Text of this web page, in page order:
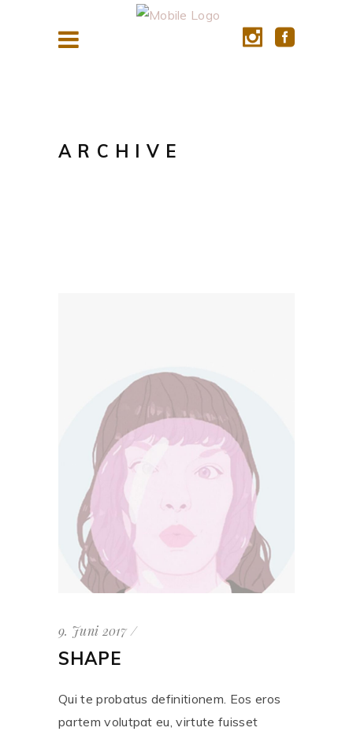
ARCHIVE
9. Juni 2017
SHAPE
Qui te probatus definitionem. Eos eros
partem volutpat eu, virtute fuisset